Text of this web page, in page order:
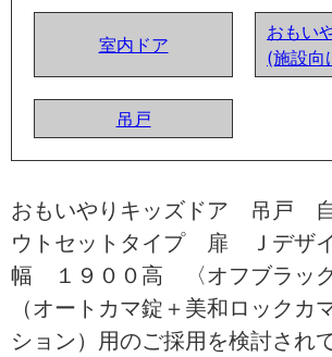
室内ドア
おもい
(施設向
吊戸
おもいやりキッズドア 吊戸
ウトセットタイプ 扉 Ｊデザ
幅 １９００高 〈オフブラ
（オートカマ錠＋美和ロック
ション）用のご採用を検討され